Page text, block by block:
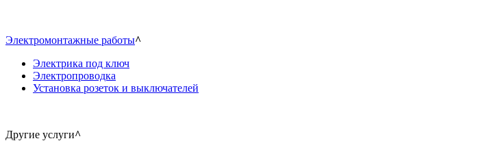
Электромонтажные работы^
Электрика под ключ
Электропроводка
Установка розеток и выключателей
Другие услуги^